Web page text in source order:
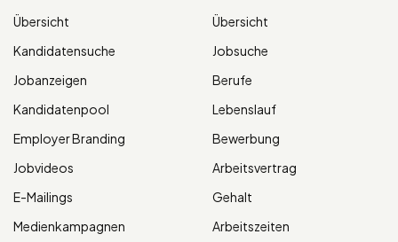
Übersicht
Kandidatensuche
Jobanzeigen
Kandidatenpool
Employer Branding
Jobvideos
E-Mailings
Medienkampagnen
Übersicht
Jobsuche
Berufe
Lebenslauf
Bewerbung
Arbeitsvertrag
Gehalt
Arbeitszeiten